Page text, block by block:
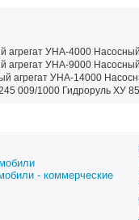
агрегат УНА-4000
агрегат УНА-9000
агрегат УНА-14000
009/1000 Гидроруль ХУ
- коммерческие